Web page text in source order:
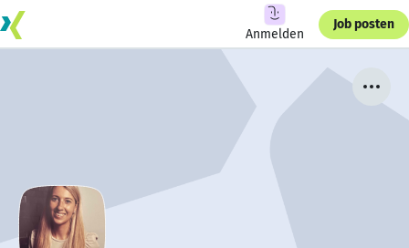
Anmelden
Job posten